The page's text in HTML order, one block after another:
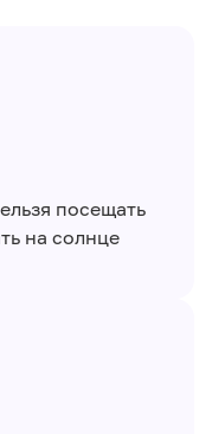
посещать
на солнце